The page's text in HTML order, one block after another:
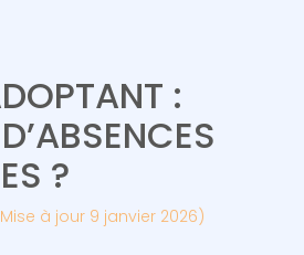
humaines
:
?
à jour 9 janvier 2026)